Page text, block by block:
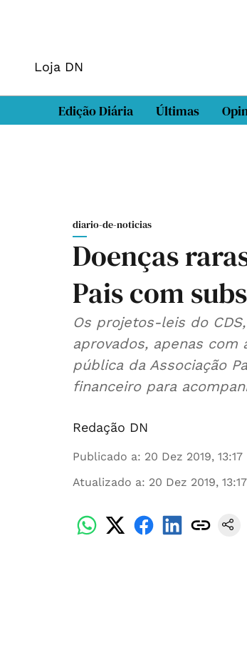
Loja DN
Edição Diária Últimas
diario-de-noticias
Doenças
Pais com
Os projetos-leis do
aprovados, apenas com
pública da Associação
financeiro para
Redação DN
Publicado a: 20 Dez 2019, 13:17
Atualizado a: 20 Dez 2019, 13:17